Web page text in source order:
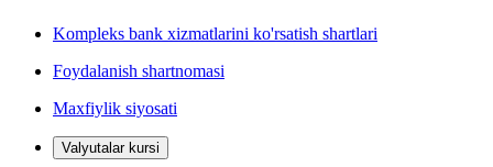
Kompleks bank xizmatlarini ko'rsatish shartlari
Foydalanish shartnomasi
Maxfiylik siyosati
Valyutalar kursi